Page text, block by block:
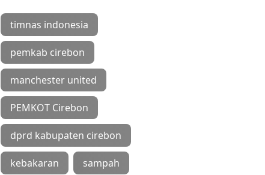
timnas indonesia
pemkab cirebon
manchester united
PEMKOT Cirebon
dprd kabupaten cirebon
kebakaran sampah